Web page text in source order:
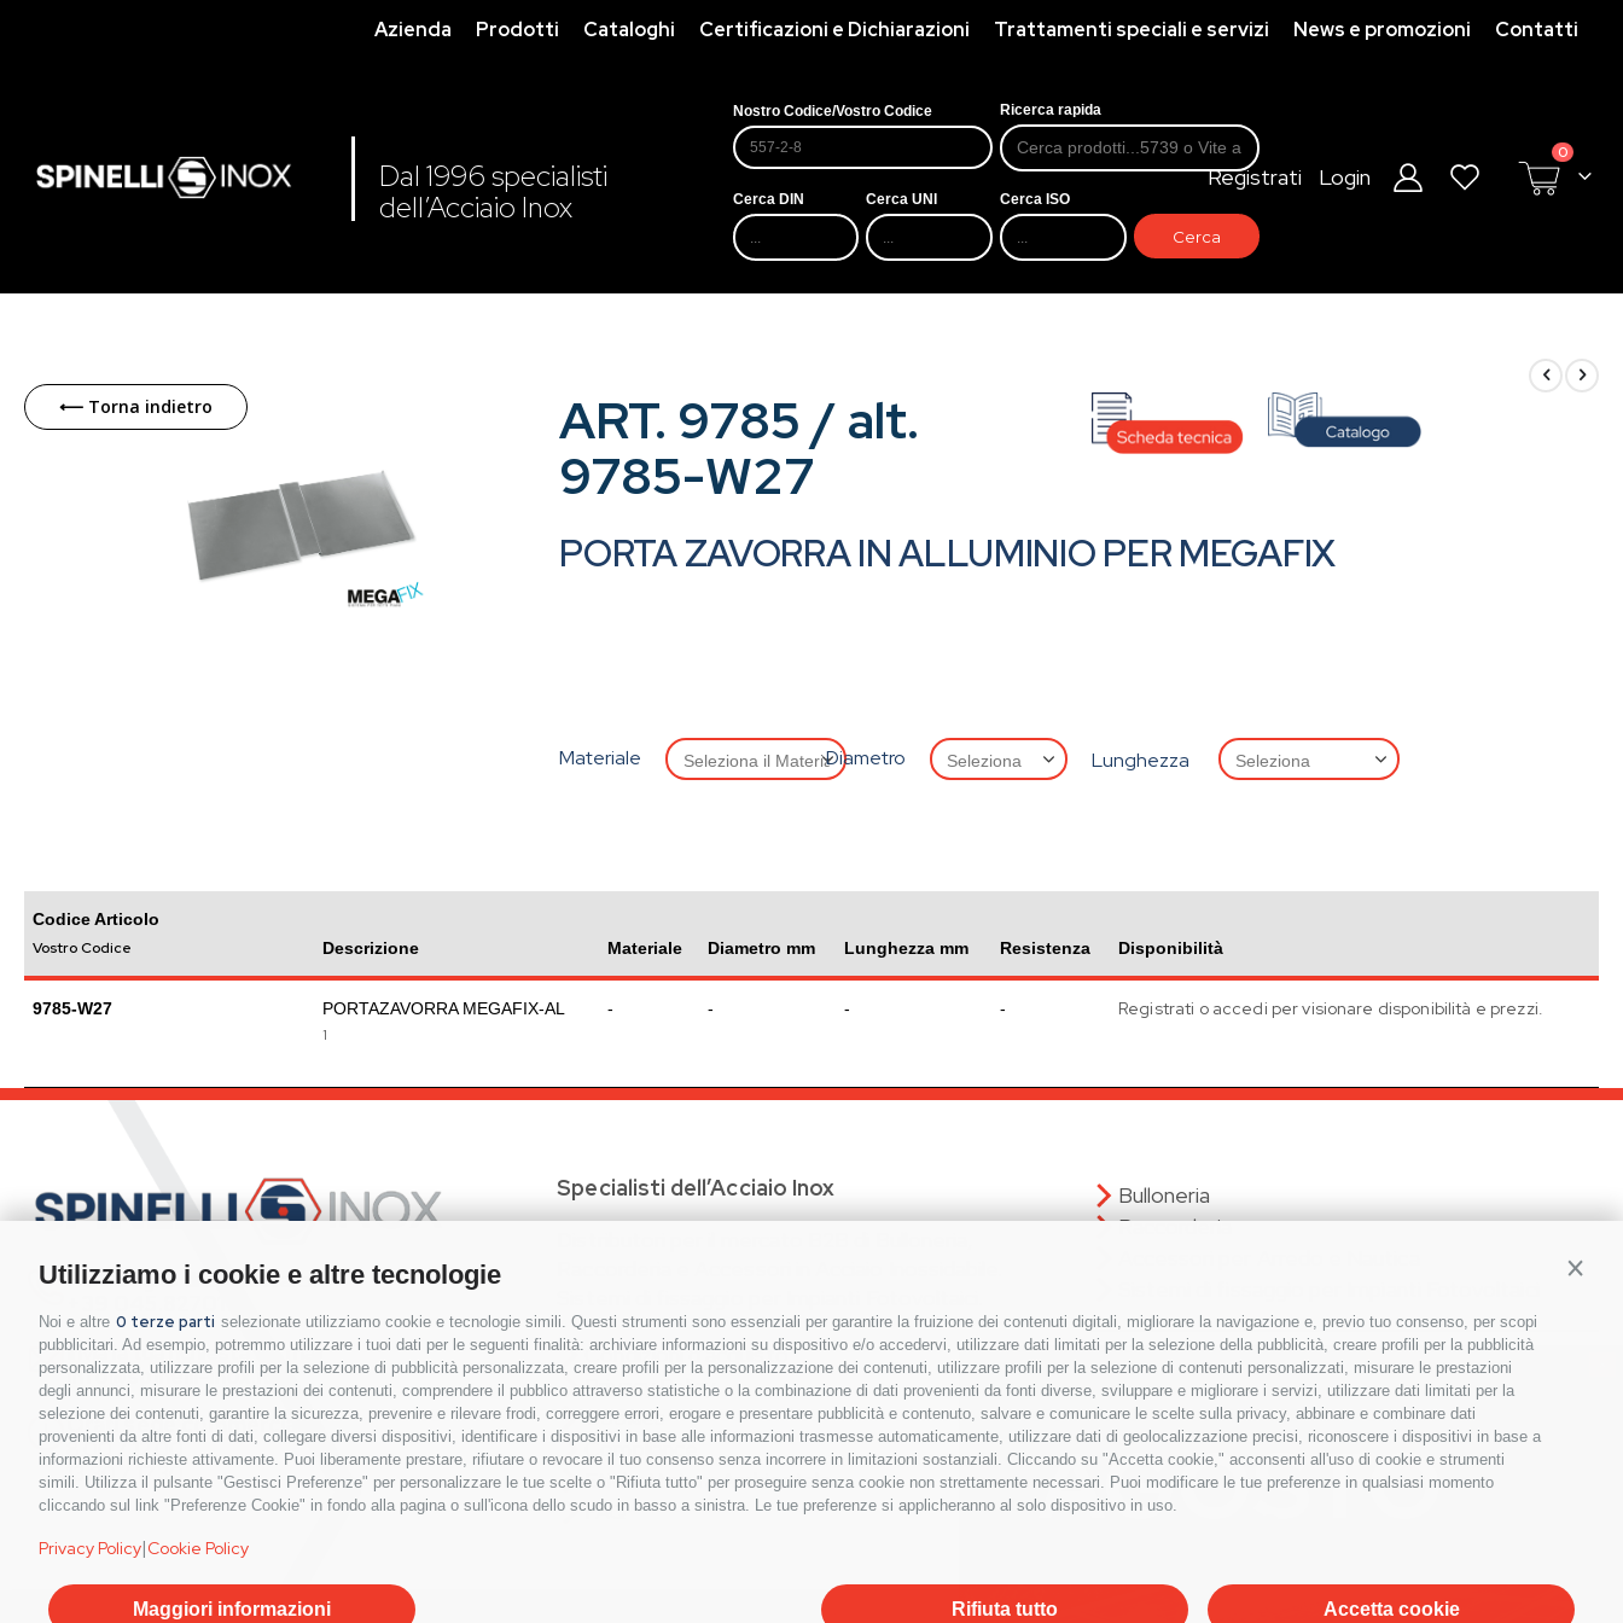
Utilizziamo i cookie e altre tecnologie
Noi e altre 0 terze parti selezionate utilizziamo cookie e tecnologie simili. Questi strumenti sono essenziali per garantire la fruizione dei contenuti digitali, migliorare la navigazione e, previo tuo consenso, per scopi
pubblicitari. Ad esempio, potremmo utilizzare i tuoi dati per le seguenti finalità: archiviare informazioni su dispositivo e/o accedervi, utilizzare dati limitati per la selezione della pubblicità, creare profili per la pubblicità
personalizzata, utilizzare profili per la selezione di pubblicità personalizzata, creare profili per la personalizzazione dei contenuti, utilizzare profili per la selezione di contenuti personalizzati, misurare le prestazioni
degli annunci, misurare le prestazioni dei contenuti, comprendere il pubblico attraverso statistiche o la combinazione di dati provenienti da fonti diverse, sviluppare e migliorare i servizi, utilizzare dati limitati per la
selezione dei contenuti, garantire la sicurezza, prevenire e rilevare frodi, correggere errori, erogare e presentare pubblicità e contenuto, salvare e comunicare le scelte sulla privacy, abbinare e combinare dati
provenienti da altre fonti di dati, collegare diversi dispositivi, identificare i dispositivi in base alle informazioni trasmesse automaticamente, utilizzare dati di geolocalizzazione precisi, riconoscere i dispositivi in base a
informazioni richieste attivamente. Puoi liberamente prestare, rifiutare o revocare il tuo consenso senza incorrere in limitazioni sostanziali. Cliccando su "Accetta cookie," acconsenti all'uso di cookie e strumenti
simili. Utilizza il pulsante "Gestisci Preferenze" per personalizzare le tue scelte o "Rifiuta tutto" per proseguire senza cookie non strettamente necessari. Puoi modificare le tue preferenze in qualsiasi momento
cliccando sul link "Preferenze Cookie" in fondo alla pagina o sull'icona dello scudo in basso a sinistra. Le tue preferenze si applicheranno al solo dispositivo in uso.
Privacy Policy|Cookie Policy
Accetta cookie
Rifiuta tutto
Maggiori informazioni
Azienda Prodotti Cataloghi Certificazioni e Dichiarazioni Trattamenti speciali e servizi News e promozioni Contatti
Dal 1996 specialisti
dell’Acciaio Inox
Nostro Codice/Vostro Codice Ricerca rapida
Cerca DIN Cerca UNI Cerca ISO
Registrati Login Cart
0prodotti
to
the
⟵ Torna indietro
PORTA ZAVORRA IN ALLUMINIO PER MEGAFIX
ART. 9785 / alt.
9785-W27
Materiale Diametro Lunghezza
Codice Articolo
Vostro Codice
Descrizione Materiale Diametro mm Lunghezza mm Resistenza Disponibilità
9785-W27
PORTAZAVORRA MEGAFIX-AL
1
- - - - Registrati o accedi per visionare disponibilità e prezzi.
Hai bisogno di contattarci?
Invia la tua richiesta via mail
info@spinelli-inox.it
Orari sede commerciale:
8.00 / 12.00
13.30 / 17.30
Specialisti dell’Acciaio Inox
Condizioni d’acquisto
Privacy Policy
Cookies
Compliance
Etichettatura Ambientale
FAQ
Bulloneria
Raccorderia
Iscriviti alla nostra newsletter!
S
i
g
n
ISCRIVITI